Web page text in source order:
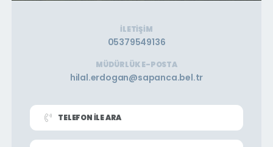
İLETIŞIM
05379549136
MÜDÜRLÜK E-POSTA
hilal.erdogan@sapanca.bel.tr
TELEFON İLE ARA